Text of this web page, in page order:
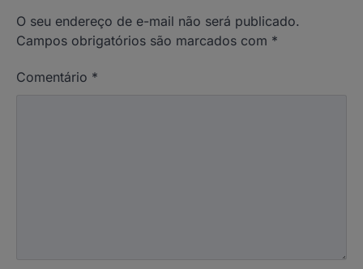
O seu endereço de e-mail não será publicado.
Campos obrigatórios são marcados com *
Comentário *